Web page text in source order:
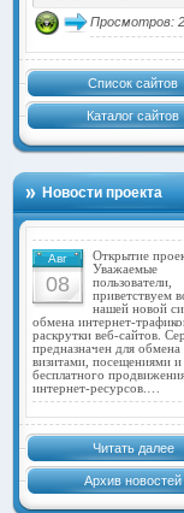
Просмотров:
Список сайтов
Каталог сайтов
Новости проекта
Авг
08
Открытие
Уважаемые
пользователи,
приветствуем
нашей новой
обмена интернет-
раскрутки веб-сайтов.
предназначен для обмена
визитами, посещениями и
бесплатного
интернет-ресурсов.…
Читать далее
Архив новостей